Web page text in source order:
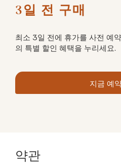
3일 전 구매
최소 3일 전에 휴가를 사전 예
의 특별 할인 혜택을 누리세요.
지금 예
약관